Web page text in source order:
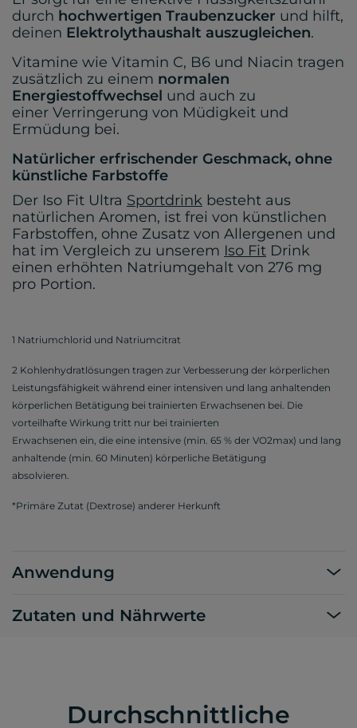
durch hochwertigen Traubenzucker und hilft,
deinen Elektrolythaushalt auszugleichen.
Vitamine wie Vitamin C, B6 und Niacin tragen
zusätzlich zu einem normalen
Energiestoffwechsel und auch zu
einer Verringerung von Müdigkeit und
Ermüdung bei.
Natürlicher erfrischender Geschmack, ohne
künstliche Farbstoffe
Der Iso Fit Ultra Sportdrink besteht aus
natürlichen Aromen, ist frei von künstlichen
Farbstoffen, ohne Zusatz von Allergenen und
hat im Vergleich zu unserem Iso Fit Drink
einen erhöhten Natriumgehalt von 276 mg
pro Portion.
1 Natriumchlorid und Natriumcitrat
2 Kohlenhydratlösungen tragen zur Verbesserung der körperlichen
Leistungsfähigkeit während einer intensiven und lang anhaltenden
körperlichen Betätigung bei trainierten Erwachsenen bei. Die
vorteilhafte Wirkung tritt nur bei trainierten
Erwachsenen ein, die eine intensive (min. 65 % der VO2max) und lang
anhaltende (min. 60 Minuten) körperliche Betätigung
absolvieren.
*Primäre Zutat (Dextrose) anderer Herkunft
Anwendung
Zutaten und Nährwerte
Durchschnittliche